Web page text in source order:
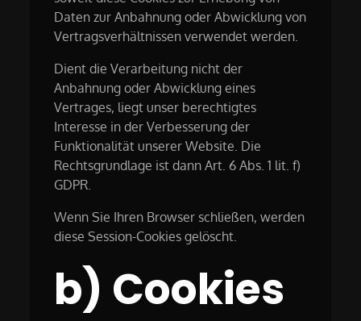
Daten zur Anbahnung oder Abwicklung von
Vertragsverhältnissen verwendet werden.
Dient die Verarbeitung nicht der
Anbahnung oder Abwicklung eines
Vertrages, liegt unser berechtigtes
Interesse in der Verbesserung der
Funktionalität unserer Website. Die
Rechtsgrundlage ist dann Art. 6 Abs. 1 lit. f)
GDPR.
Wenn Sie Ihren Browser schließen, werden
diese Session-Cookies gelöscht.
b) Cookies